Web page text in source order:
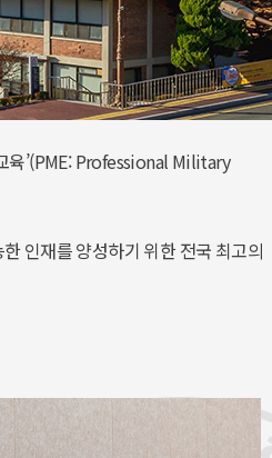
육’(PME: Professional Military
인재를 양성하기 위한 전국 최고의